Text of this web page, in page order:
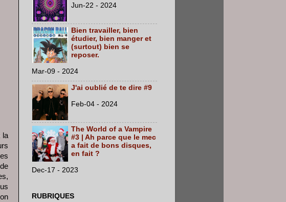
la
Jun-22 - 2024
Bien travailler, bien
étudier, bien manger et
(surtout) bien se
reposer.
Mar-09 - 2024
J'ai oublié de te dire #9
Feb-04 - 2024
The World of a Vampire
#3 | Ah parce que le mec
a fait de bons disques,
en fait ?
Dec-17 - 2023
RUBRIQUES